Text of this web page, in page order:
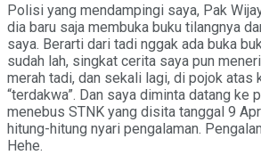
Polisi yang mendampingi saya, Pak
dia baru saja membuka buku tilangnya
saya. Berarti dari tadi nggak ada buka
sudah lah, singkat cerita saya pun
merah tadi, dan sekali lagi, di pojok atas
“terdakwa”. Dan saya diminta datang ke
menebus STNK yang disita tanggal 9
hitung-hitung nyari pengalaman.
Hehe.